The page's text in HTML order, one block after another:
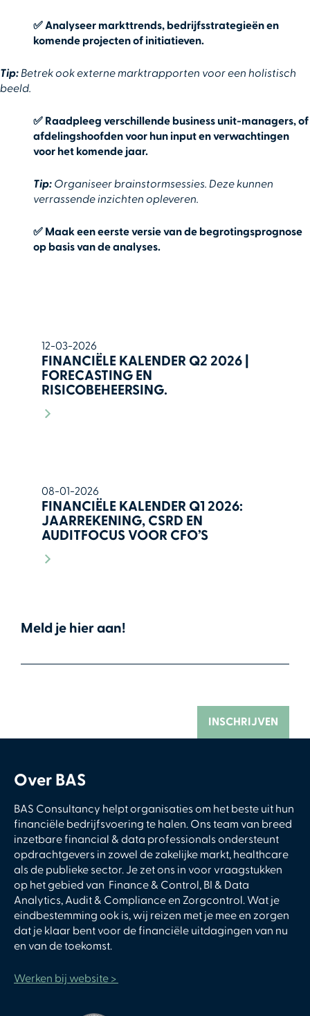
✅Analyseer markttrends, bedrijfsstrategieën en
komende projecten of initiatieven.
Tip: Betrek ook externe marktrapporten voor een holistisch
beeld.
✅ Raadpleeg verschillende business unit-managers, of
afdelingshoofden voor hun input en verwachtingen
voor het komende jaar.
Tip: Organiseer brainstormsessies. Deze kunnen
verrassende inzichten opleveren.
✅ Maak een eerste versie van de begrotingsprognose
op basis van de analyses.
12-03-2026
FINANCIËLE KALENDER Q2 2026 |
FORECASTING EN
RISICOBEHEERSING.
08-01-2026
FINANCIËLE KALENDER Q1 2026:
JAARREKENING, CSRD EN
AUDITFOCUS VOOR CFO’S
Meld je hier aan!
Over BAS
BAS Consultancy helpt organisaties om het beste uit hun
financiële bedrijfsvoering te halen. Ons team van breed
inzetbare financial & data professionals ondersteunt
opdrachtgevers in zowel de zakelijke markt, healthcare
als de publieke sector. Je zet ons in voor vraagstukken
op het gebied van Finance & Control, BI & Data
Analytics, Audit & Compliance en Zorgcontrol. Wat je
eindbestemming ook is, wij reizen met je mee en zorgen
dat je klaar bent voor de financiële uitdagingen van nu
en van de toekomst.
Werken bij website >